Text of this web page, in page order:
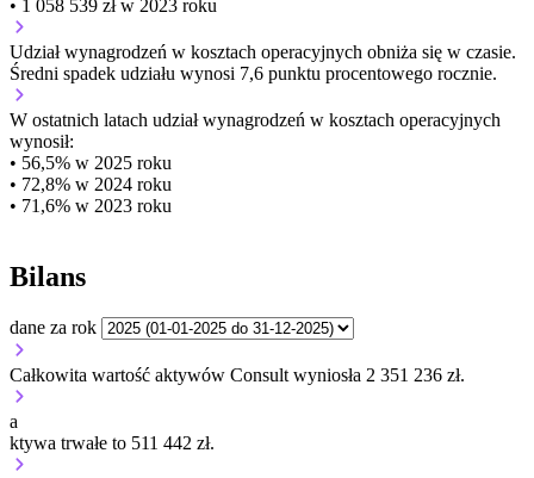
• 1 058 539 zł w 2023 roku
Udział wynagrodzeń w kosztach operacyjnych obniża się w czasie.
Średni spadek udziału wynosi 7,6 punktu procentowego rocznie.
W ostatnich latach udział wynagrodzeń w kosztach operacyjnych
wynosił:
• 56,5% w 2025 roku
• 72,8% w 2024 roku
• 71,6% w 2023 roku
Bilans
dane za rok
Całkowita wartość aktywów Consult wyniosła 2 351 236 zł.
a
ktywa trwałe to 511 442 zł.